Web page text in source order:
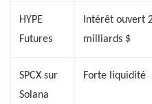
HYPE
Futures
Intérêt ouvert
milliards $
SPCX sur
Solana
Forte liquidité